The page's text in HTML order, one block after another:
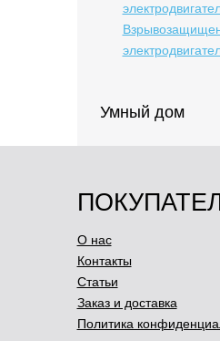
Умный дом
О нас
Контакты
Статьи
Заказ и доставка
Политика